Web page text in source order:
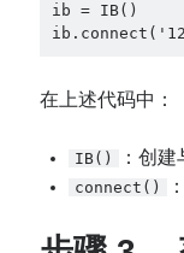
ib = IB()
在上述代码中：
IB() ：创建
connect()